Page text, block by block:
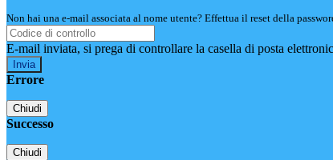
Non hai una e-mail associata al nome utente? Effettua il reset della
E-mail inviata, si prega di controllare la casella di posta
Errore
Chiudi
Successo
Chiudi